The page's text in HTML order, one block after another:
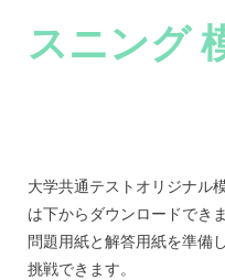
スニング
大学共通テストオリジナル
は下からダウンロードできま
問題用紙と解答用紙を準備
挑戦できます。